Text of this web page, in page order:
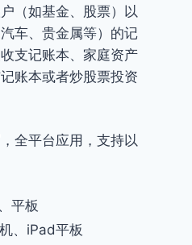
（如基金、股票）以
车、贵金属等）的记
支记账本、家庭资产
账本或者炒股票投资
全平台应用，支持以
平板
、iPad平板